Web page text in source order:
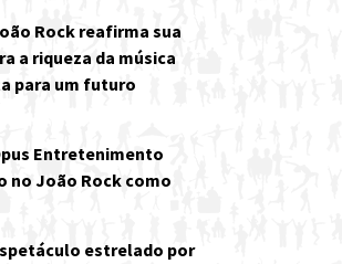
Rock reafirma sua
a riqueza da música
para um futuro
Entretenimento
no João Rock como
estrelado por